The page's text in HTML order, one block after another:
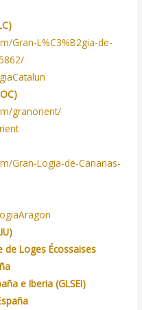
Gran-L%C3%B2gia-de-
granorient/
Gran-Logia-de-Canarias-
Loges Écossaises
e Iberia (GLSEI)